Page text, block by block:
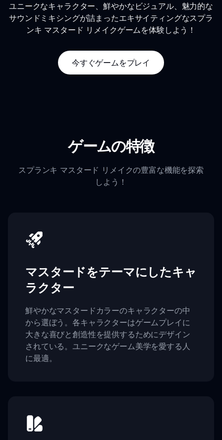
ユニークなキャラクター、鮮やかなビジュアル、魅力的な
サウンドミキシングが詰まったエキサイティングなスプラ
ンキ マスタード リメイクゲームを体験しよう！
今すぐゲームをプレイ
ゲームの特徴
スプランキ マスタード リメイクの豊富な機能を探索
しよう！
マスタードをテーマにしたキャ
ラクター
鮮やかなマスタードカラーのキャラクターの中
から選ぼう。各キャラクターはゲームプレイに
大きな喜びと創造性を提供するためにデザイン
されている。ユニークなゲーム美学を愛する人
に最適。